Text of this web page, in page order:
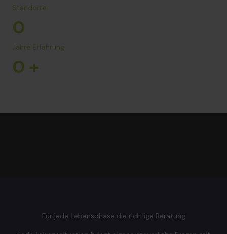
Standorte
0
Jahre Erfahrung
0 +
Für jede Lebensphase die richtige Beratung